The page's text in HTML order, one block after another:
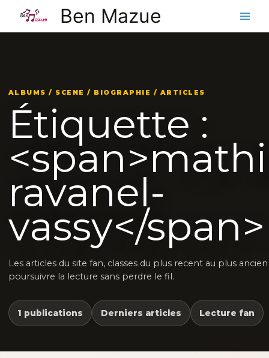
contenu
Ben Mazue
ALBUMS / SCENE / BIOGRAPHIE / ARTICLES
Étiquette :
ravanel-
vassy</span>
Les articles du site fan, classes du plus recent au plus
poursuivre la lecture sans perdre le fil.
1 publications Derniers articles Lecture fan